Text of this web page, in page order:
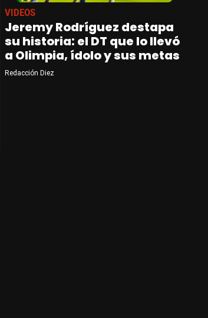
VIDEOS
Jeremy Rodríguez destapa
su historia: el DT que lo llevó
a Olimpia, ídolo y sus metas
Redacción Diez